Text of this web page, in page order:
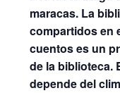
maracas. La
compartidos en
cuentos es un
de la biblioteca.
depende del